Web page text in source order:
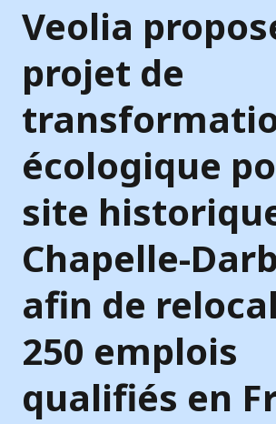
Veolia
projet de
écologique
site
Chapelle-
afin de
250 emplois
qualifiés en